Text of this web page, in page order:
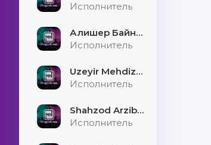
Исполнитель
Алишер Байниязов - Қарауыллап
Исполнитель
Uzeyir Mehdizade - Hekaye
Исполнитель
Shahzod Arzibayev - Egilmasin yigitni boshi
Исполнитель